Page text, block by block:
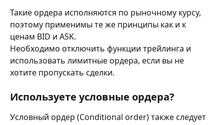
Такие ордера исполняются по рыночному курсу,
поэтому применимы те же принципы как и к
ценам BID и ASK.
Необходимо отключить функции трейлинга и
использовать лимитные ордера, если вы не
хотите пропускать сделки.
Используете условные ордера?
Условный ордер (Conditional order) также следует